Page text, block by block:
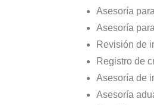
Asesoría
Asesoría
Revisión de
Registro de
Asesoría de
Asesoría